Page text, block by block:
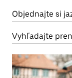
Objednajte si
Vyhľadajte